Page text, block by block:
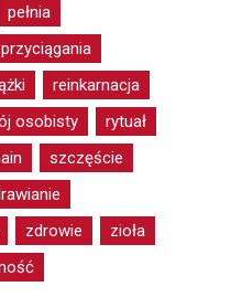
pełnia
reinkarnacja
osobisty
rytuał
szczęście
zdrowie
zioła